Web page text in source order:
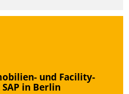
und Facility-
in Berlin